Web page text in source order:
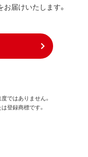
届けいたします。
ではありません。
登録商標です。